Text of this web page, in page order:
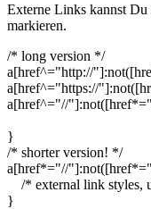
Externe Links kannst Du
markieren.
/* long version */
a[href^="http://
a[href^="https://
a[href^="//
}
/* shorter version! */
a[href*="//
/* external link styles,
}